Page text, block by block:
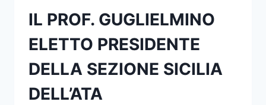
IL PROF. GUGLIELMINO
ELETTO PRESIDENTE
DELLA SEZIONE SICILIA
DELL’ATA